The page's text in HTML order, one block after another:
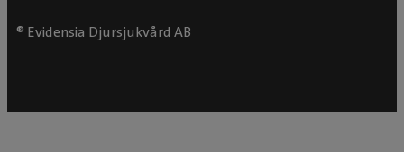
® Evidensia Djursjukvård AB